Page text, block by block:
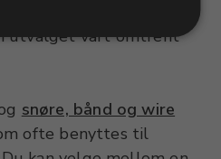
mindre grad. Imidlertid
utvalget vårt omtrent
snøre, bånd og wire
ofte benyttes til